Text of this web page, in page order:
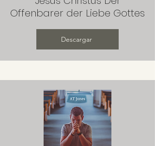
Offenbarer der Liebe Gottes
Descargar